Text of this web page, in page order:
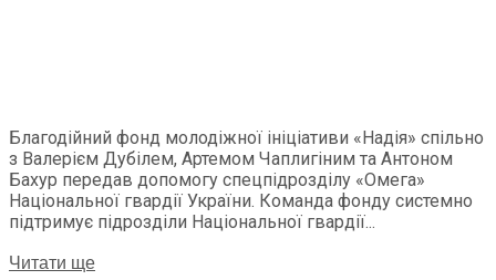
Благодійний фонд молодіжної ініціативи «Надія» спільно
з Валерієм Дубілем, Артемом Чаплигіним та Антоном
Бахур передав допомогу спецпідрозділу «Омега»
Національної гвардії України. Команда фонду системно
підтримує підрозділи Національної гвардії...
Читати ще